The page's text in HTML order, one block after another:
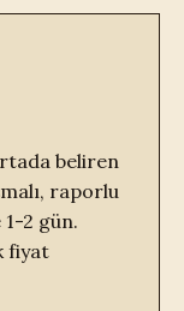
beliren
raporlu
2 gün.
fiyat